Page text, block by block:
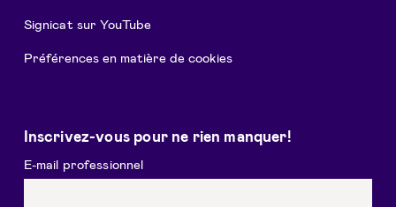
Signicat sur YouTube
Préférences en matière de cookies
Inscrivez-vous pour ne rien manquer!
E-mail professionnel